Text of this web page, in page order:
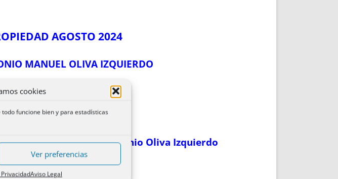
cookies
funcione bien y para estadísticas
Ver preferencias
Aviso Legal
AGOSTO 2024
MANUEL OLIVA IZQUIERDO
DE TRUJILLO (CÁCERES)
EN 10 PASOS. Por Antonio Oliva Izquierdo
Hipotecariadispone: